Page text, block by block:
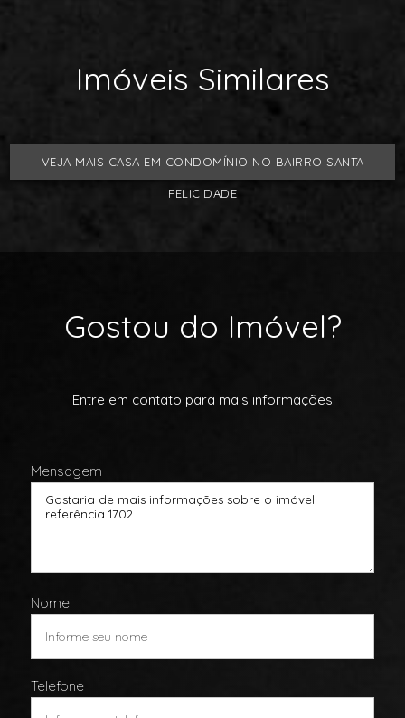
Imóveis Similares
VEJA MAIS CASA EM CONDOMÍNIO NO BAIRRO SANTA
FELICIDADE
Gostou do Imóvel?
Entre em contato para mais informações
Mensagem
Nome
Telefone